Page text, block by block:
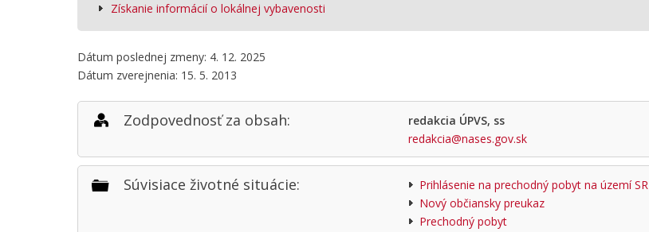
Získanie informácií o lokálnej vybavenosti
Dátum poslednej zmeny: 4. 12. 2025
Dátum zverejnenia: 15. 5. 2013
Zodpovednosť za obsah:
redakcia ÚPVS, ss
redakcia@nases.gov.sk
Súvisiace životné situácie:
Prihlásenie na prechodný pobyt na území SR
Nový občiansky preukaz
Prechodný pobyt